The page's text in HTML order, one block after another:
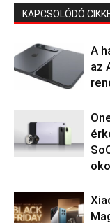
KAPCSOLÓDÓ
A
az